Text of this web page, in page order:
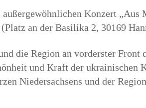
Konzert
an der Basilika 2, 30169
die Region an vorderster Front
und Kraft der
Niedersachsens und der